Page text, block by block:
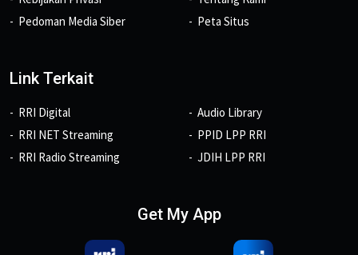
Pedoman Media Siber
Peta Situs
Link Terkait
RRI Digital
RRI NET Streaming
RRI Radio Streaming
Audio Library
PPID LPP RRI
JDIH LPP RRI
Get My App